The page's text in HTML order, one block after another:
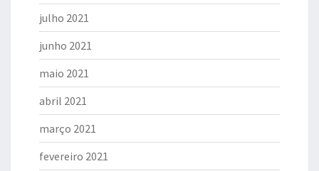
julho 2021
junho 2021
maio 2021
abril 2021
março 2021
fevereiro 2021